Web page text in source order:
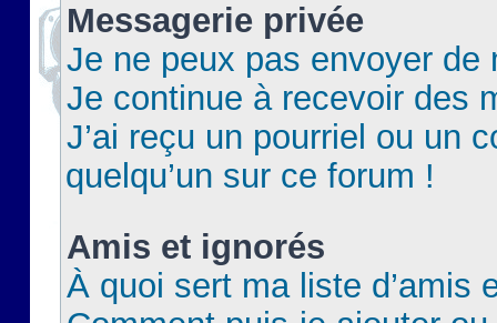
Messagerie privée
Je ne peux pas envoyer de
Je continue à recevoir des
J’ai reçu un pourriel ou un
quelqu’un sur ce forum !
Amis et ignorés
À quoi sert ma liste d’amis